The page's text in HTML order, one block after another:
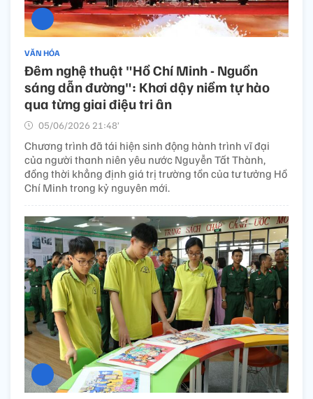
VĂN HÓA
Đêm nghệ thuật "Hồ Chí Minh - Nguồn
sáng dẫn đường": Khơi dậy niềm tự hào
qua từng giai điệu tri ân
05/06/2026 21:48’
Chương trình đã tái hiện sinh động hành trình vĩ đại
của người thanh niên yêu nước Nguyễn Tất Thành,
đồng thời khẳng định giá trị trường tồn của tư tưởng Hồ
Chí Minh trong kỷ nguyên mới.